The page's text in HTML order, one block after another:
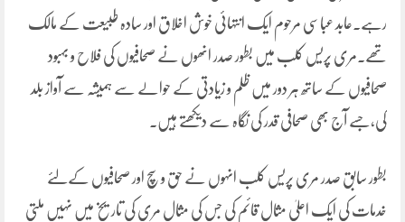
رہے۔عابد عباسی مرحوم ایک انتہائی خوش اخلاق اور سادہ طبیعت کے مالک
تھے۔مری پریس کلب میں بطور صدر انھوں نے صحافیوں کی فلاح و بہبود
صحافیوں کے ساتھ ہر دور میں ظلم و زیادتی کے حوالے سے ہمیشہ سے آواز بلد
کی،جسے آج بھی صحافی قدر کی نگاہ سے دیکھتے ہیں۔
بطور سابق صدر مری پریس کلب انہوں نے حق و سچ اور صحافیوں کےلئے
خدمات کی ایک اعلیٰ مثال قائم کی جس کی مثال مری کی تاریخ میں نہیں ملتی